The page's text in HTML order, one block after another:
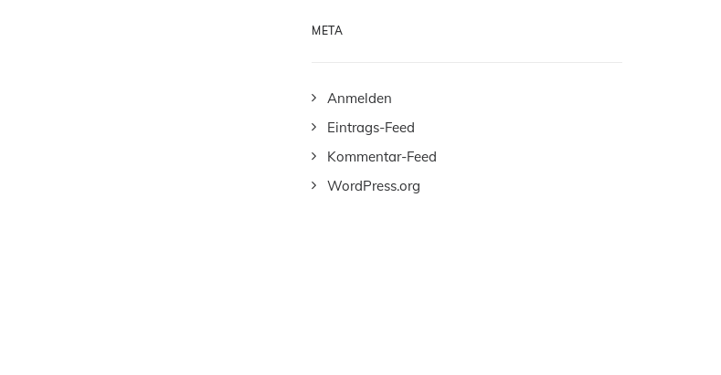
META
Anmelden
Eintrags-Feed
Kommentar-Feed
WordPress.org